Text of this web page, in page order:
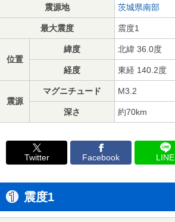
震源地 茨城県南部
最大震度 震度1
位置
緯度 北緯 36.0度
経度 東経 140.2度
震源
マグニチュード M3.2
深さ 約70km
Twitter Facebook LINE
震度1